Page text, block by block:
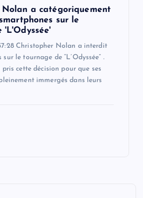
Nolan a catégoriquement
sur le
'L'Odyssée'
Christopher Nolan a interdit
sur le tournage de “L’Odyssée” .
cette décision pour que ses
immergés dans leurs